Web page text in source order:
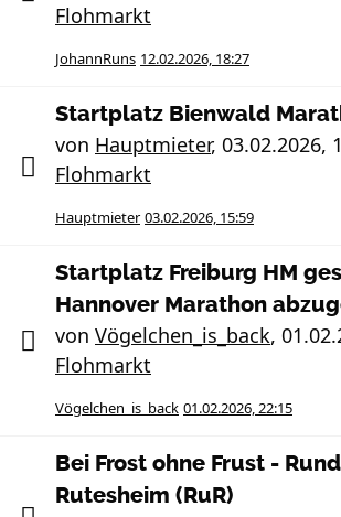
Flohmarkt
JohannRuns 12.02.2026, 18:27
Startplatz Bienwald
von Hauptmieter, 03.02.2026,
Flohmarkt
Hauptmieter 03.02.2026, 15:59
Startplatz Freiburg HM
Hannover Marathon
von Vögelchen_is_back,
Flohmarkt
Vögelchen_is_back 01.02.2026, 22:15
Bei Frost ohne Frust -
Rutesheim (RuR)